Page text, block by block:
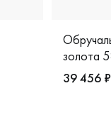
золота
39 456 ₽